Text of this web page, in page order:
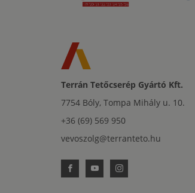
Terrán Tetőcserép Gyártó Kft.
7754 Bóly, Tompa Mihály u. 10.
+36 (69) 569 950
vevoszolg@terranteto.hu